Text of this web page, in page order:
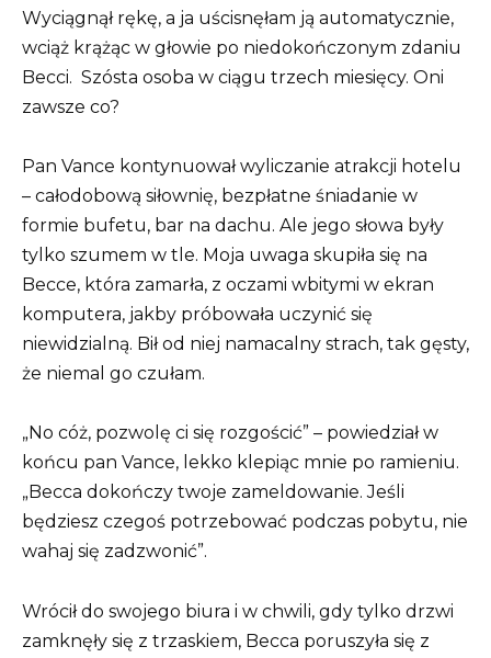
Wyciągnął rękę, a ja uścisnęłam ją automatycznie,
wciąż krążąc w głowie po niedokończonym zdaniu
Becci. Szósta osoba w ciągu trzech miesięcy. Oni
zawsze co?
Pan Vance kontynuował wyliczanie atrakcji hotelu
– całodobową siłownię, bezpłatne śniadanie w
formie bufetu, bar na dachu. Ale jego słowa były
tylko szumem w tle. Moja uwaga skupiła się na
Becce, która zamarła, z oczami wbitymi w ekran
komputera, jakby próbowała uczynić się
niewidzialną. Bił od niej namacalny strach, tak gęsty,
że niemal go czułam.
„No cóż, pozwolę ci się rozgościć” – powiedział w
końcu pan Vance, lekko klepiąc mnie po ramieniu.
„Becca dokończy twoje zameldowanie. Jeśli
będziesz czegoś potrzebować podczas pobytu, nie
wahaj się zadzwonić”.
Wrócił do swojego biura i w chwili, gdy tylko drzwi
zamknęły się z trzaskiem, Becca poruszyła się z